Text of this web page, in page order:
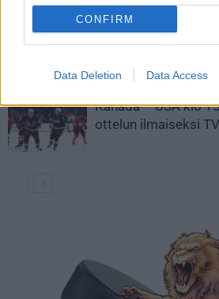
CONFIRM
Data Deletion Data Access
Venäläisveskari
divisioonassa – sai
50 jäähyminuuttia
Kanada – USA klo
ottelun ilmaiseksi